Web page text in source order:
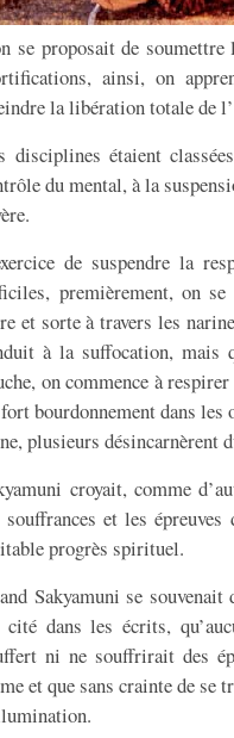
se proposait de
ainsi, on
la libération totale de
disciplines étaient
du mental, à la
de suspendre la
premièrement, on
et sorte à travers les
à la suffocation, mais
on commence à
bourdonnement dans
plusieurs désincarnèrent
croyait, comme
et les
progrès spirituel.
Sakyamuni se
cité dans les écrits,
ni ne souffrirait des
et que sans crainte de se